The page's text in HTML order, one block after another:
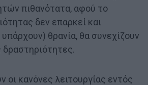
πιθανότατα, αφού το
δεν επαρκεί και
θρανία, θα συνεχίζουν
δραστηριότητες.
οι κανόνες λειτουργίας εντός